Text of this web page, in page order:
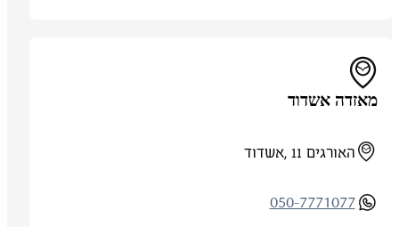
מאזדה אשדוד
האורגים 11 ,אשדוד
050-7771077